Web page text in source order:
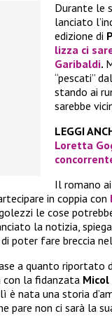
Durante le
lanciato
edizione di
lizza ci
Garibaldi.
“pescati” dal
stando ai
sarebbe
LEGGI
Loretta
Il romano
in coppia con
le cose
la notizia,
poter fare breccia
a quanto riportato
la fidanzata Micol
è nata una storia
pare non ci sarà la